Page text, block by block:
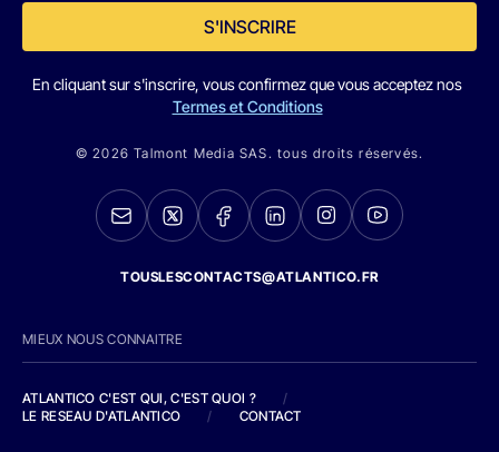
S'INSCRIRE
En cliquant sur s'inscrire, vous confirmez que vous acceptez nos
Termes et Conditions
© 2026 Talmont Media SAS. tous droits réservés.
TOUSLESCONTACTS@ATLANTICO.FR
MIEUX NOUS CONNAITRE
ATLANTICO C'EST QUI, C'EST QUOI ?
/
LE RESEAU D'ATLANTICO
/ CONTACT